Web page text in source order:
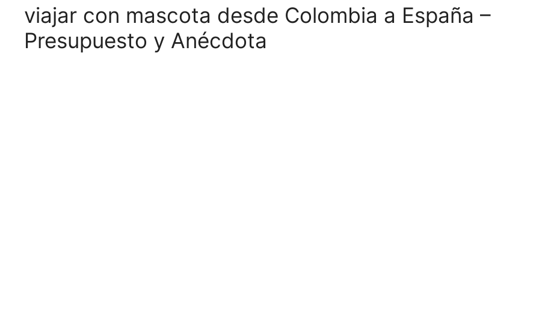
viajar con mascota desde Colombia a España –
Presupuesto y Anécdota